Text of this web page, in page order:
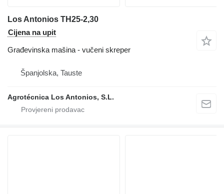
Los Antonios TH25-2,30
Cijena na upit
Građevinska mašina - vučeni skreper
Španjolska, Tauste
Agrotécnica Los Antonios, S.L.